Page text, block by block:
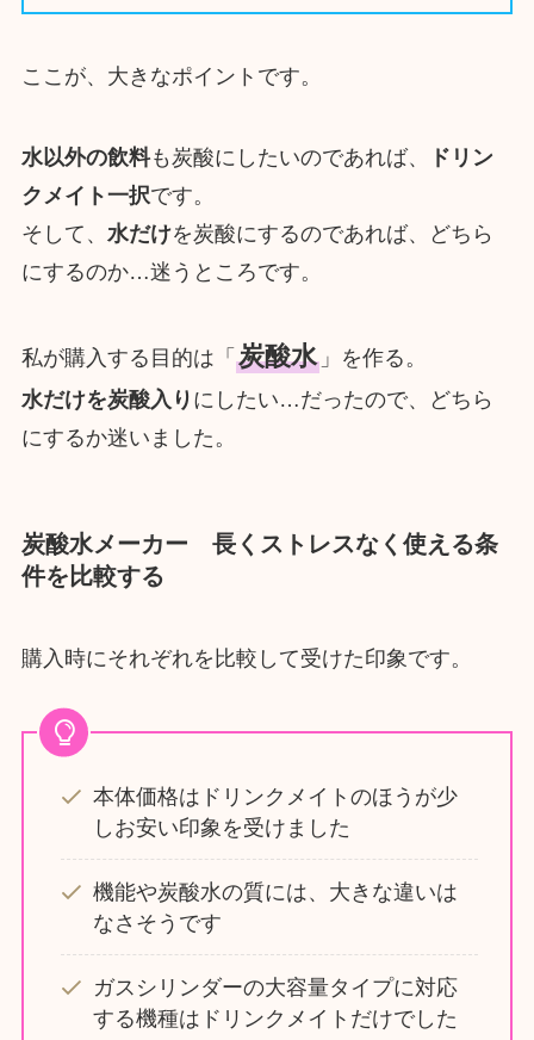
ここが、大きなポイントです。
水以外の飲料も炭酸にしたいのであれば、
ドリン
クメイト一択です。
そして、 水だけを炭酸にするのであれば、どちら
にするのか…迷うところです。
私が購入する目的は「 炭酸水」を作る。
水だけを炭酸入り にしたい…だったので、どちら
にするか迷いました。
炭酸水メーカー 長くストレスなく使える条
件を比較する
購入時にそれぞれを比較して受けた印象です。
本体価格はドリンクメイトのほうが少
しお安い印象を受けました
機能や炭酸水の質には、大きな違いは
なさそうです
ガスシリンダーの大容量タイプに対応
する機種はドリンクメイトだけでした